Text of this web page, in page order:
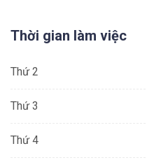
Thời gian làm việc
Thứ 2
Thứ 3
Thứ 4